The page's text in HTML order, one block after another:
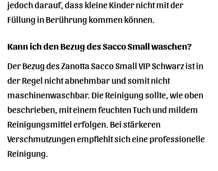
jedoch darauf, dass kleine Kinder nicht mit der
Füllung in Berührung kommen können.
Kann ich den Bezug des Sacco Small waschen?
Der Bezug des Zanotta Sacco Small VIP Schwarz ist in
der Regel nicht abnehmbar und somit nicht
maschinenwaschbar. Die Reinigung sollte, wie oben
beschrieben, mit einem feuchten Tuch und mildem
Reinigungsmittel erfolgen. Bei stärkeren
Verschmutzungen empfiehlt sich eine professionelle
Reinigung.